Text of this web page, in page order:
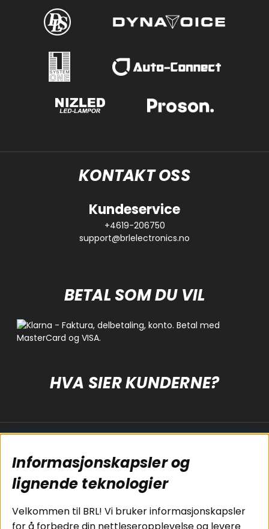
KONTAKT OSS
Kundeservice
+4619-206750
support@brlelectronics.no
BETAL SOM DU VIL
HVA SIER KUNDERNE?
Koblingsguide for
subwoofers
Tilkobling av
bilforsterker
Koblingsguide for
Cookies
Kjøpsvilkår
Personvernpolicy
Service / Garanti /
Retur
Informasjonskapsler og
lignende teknologier
Velkommen til BRL! Vi bruker informasjonskapsler